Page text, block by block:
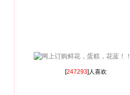
[247293]人喜欢